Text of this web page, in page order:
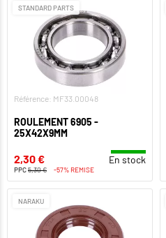
STANDARD PARTS
Référence: MF33.00048
ROULEMENT 6905 -
25X42X9MM
2,30 € En stock
PPC5,30 € -57% REMISE
NARAKU